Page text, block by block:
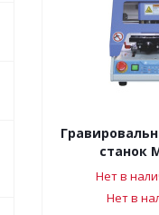
станок
Нет в
Нет в